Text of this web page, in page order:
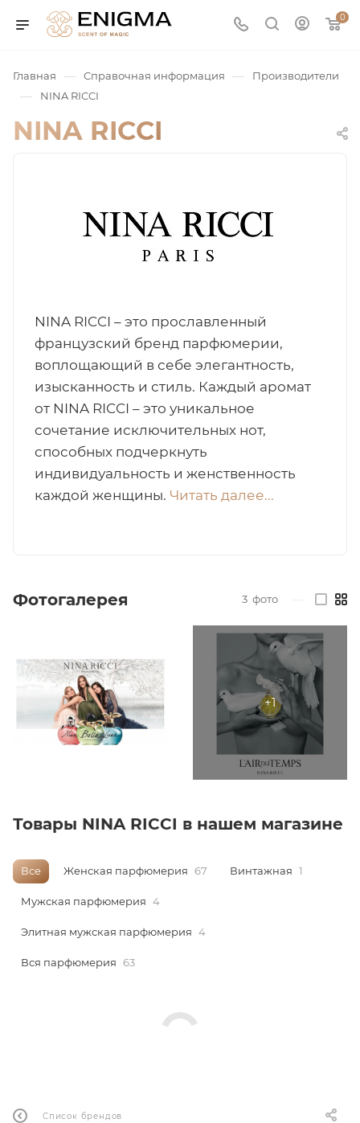
0
/ Нишевая
сертификат
Главная — Справочная информация — Производители
— NINA RICCI
NINA RICCI
NINA RICCI – это прославленный
французский бренд парфюмерии,
воплощающий в себе элегантность,
изысканность и стиль. Каждый аромат
от NINA RICCI – это уникальное
сочетание исключительных нот,
способных подчеркнуть
индивидуальность и женственность
каждой женщины. Читать далее...
Фотогалерея 3 фото
Товары NINA RICCI в нашем магазине
Все Женская парфюмерия 67 Винтажная 1
Мужская парфюмерия 4
Элитная мужская парфюмерия 4
Вся парфюмерия 63
Список брендов